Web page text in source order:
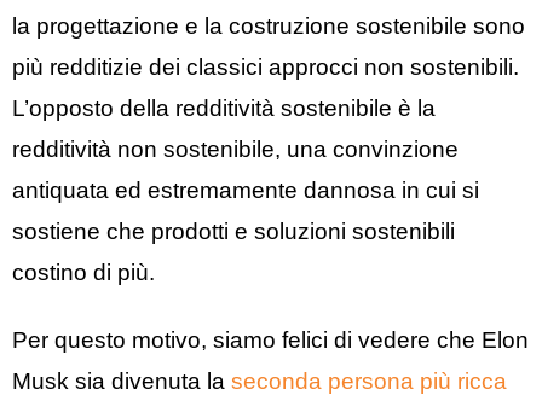
la progettazione e la costruzione sostenibile sono
più redditizie dei classici approcci non sostenibili.
L’opposto della redditività sostenibile è la
redditività non sostenibile, una convinzione
antiquata ed estremamente dannosa in cui si
sostiene che prodotti e soluzioni sostenibili
costino di più.
Per questo motivo, siamo felici di vedere che Elon
Musk sia divenuta la seconda persona più ricca